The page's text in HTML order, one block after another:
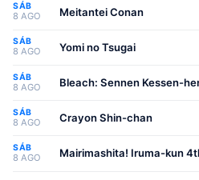
SÁB
8 AGO Meitantei Conan
SÁB
8 AGO Yomi no Tsugai
SÁB
8 AGO Bleach: Sennen Kessen-
SÁB
8 AGO Crayon Shin-chan
SÁB
8 AGO Mairimashita! Iruma-kun